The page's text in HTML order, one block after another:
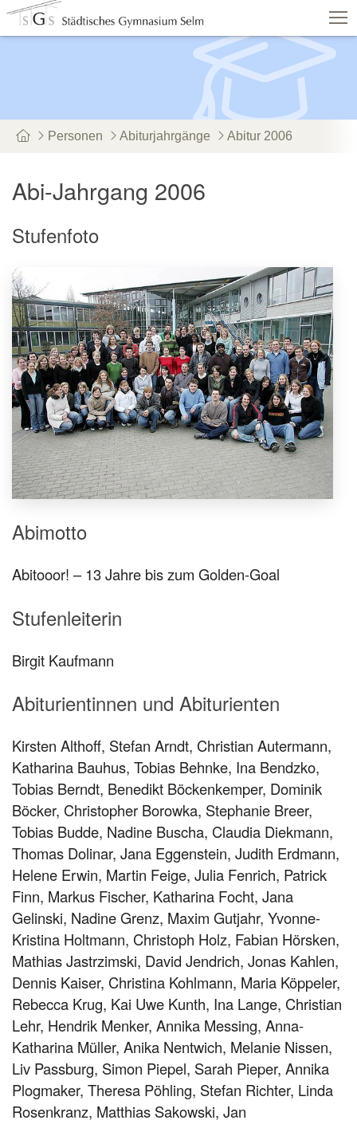
Suche Termine
Personen
Service
Personen Abiturjahrgänge Abitur 2006
Abi-Jahrgang 2006
Stufenfoto
Abimotto
Abitooor! – 13 Jahre bis zum Golden-Goal
Stufenleiterin
Birgit Kaufmann
Abiturientinnen und Abiturienten
Kirsten Althoff, Stefan Arndt, Christian Autermann,
Katharina Bauhus, Tobias Behnke, Ina Bendzko,
Tobias Berndt, Benedikt Böckenkemper, Dominik
Böcker, Christopher Borowka, Stephanie Breer,
Tobias Budde, Nadine Buscha, Claudia Diekmann,
Thomas Dolinar, Jana Eggenstein, Judith Erdmann,
Helene Erwin, Martin Feige, Julia Fenrich, Patrick
Finn, Markus Fischer, Katharina Focht, Jana
Gelinski, Nadine Grenz, Maxim Gutjahr, Yvonne-
Kristina Holtmann, Christoph Holz, Fabian Hörsken,
Mathias Jastrzimski, David Jendrich, Jonas Kahlen,
Dennis Kaiser, Christina Kohlmann, Maria Köppeler,
Rebecca Krug, Kai Uwe Kunth, Ina Lange, Christian
Lehr, Hendrik Menker, Annika Messing, Anna-
Katharina Müller, Anika Nentwich, Melanie Nissen,
Liv Passburg, Simon Piepel, Sarah Pieper, Annika
Plogmaker, Theresa Pöhling, Stefan Richter, Linda
Rosenkranz, Matthias Sakowski, Jan